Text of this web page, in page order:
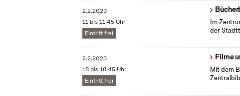
2.2.2023
11 bis 11:45 Uhr
Eintritt frei
Im
der
2.2.2023
18 bis 18:45 Uhr
Eintritt frei
Filme
Mit dem